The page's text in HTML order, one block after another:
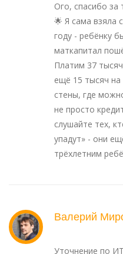
Ого, спасибо за
🌟 Я сама взяла
году - ребёнку
маткапитал
Платим 37
ещё 15 тысяч на
стены, где
не просто
слушайте тех,
упадут» - они
трёхлетним
Валерий
Уточнение по